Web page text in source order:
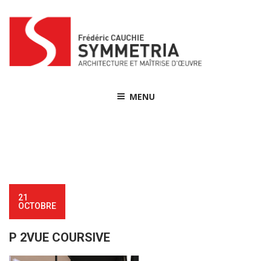
content
MENU
21
OCTOBRE
P 2VUE COURSIVE